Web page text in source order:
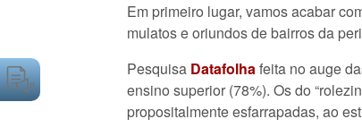
Em primeiro lugar, vamos acabar
mulatos e oriundos de bairros da
Pesquisa Datafolhafeita no auge
ensino superior (78%). Os do
propositalmente esfarrapadas, ao